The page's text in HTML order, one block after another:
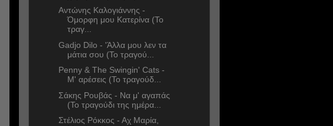
Αντώνης Καλογιάννης -
Όμορφη μου Κατερίνα (Το
τραγ...
Gadjo Dilo - 'Άλλα μου λεν τα
μάτια σου (Το τραγού...
Penny & The Swingin' Cats -
Μ' αρέσεις (Το τραγούδ...
Σάκης Ρουβάς - Να μ' αγαπάς
(Το τραγούδι της ημέρα...
Στέλιος Ρόκκος - Αχ Μαρία,